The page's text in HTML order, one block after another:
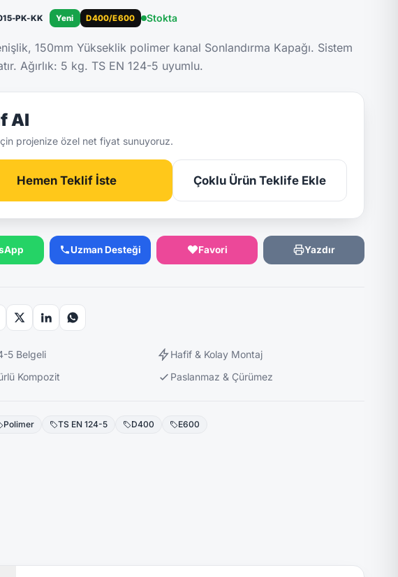
PK-KK Yeni D400/E600 Stokta
150mm Yükseklik polimer kanal Sonlandırma Kapağı. Sistem
Ağırlık: 5 kg. TS EN 124-5 uyumlu.
Al
projenize özel net fiyat sunuyoruz.
Hemen Teklif İste Çoklu Ürün Teklife Ekle
Uzman Desteği Favori Yazdır
5 Belgeli
Hafif & Kolay Montaj
Kompozit
Paslanmaz & Çürümez
Polimer TS EN 124-5 D400 E600